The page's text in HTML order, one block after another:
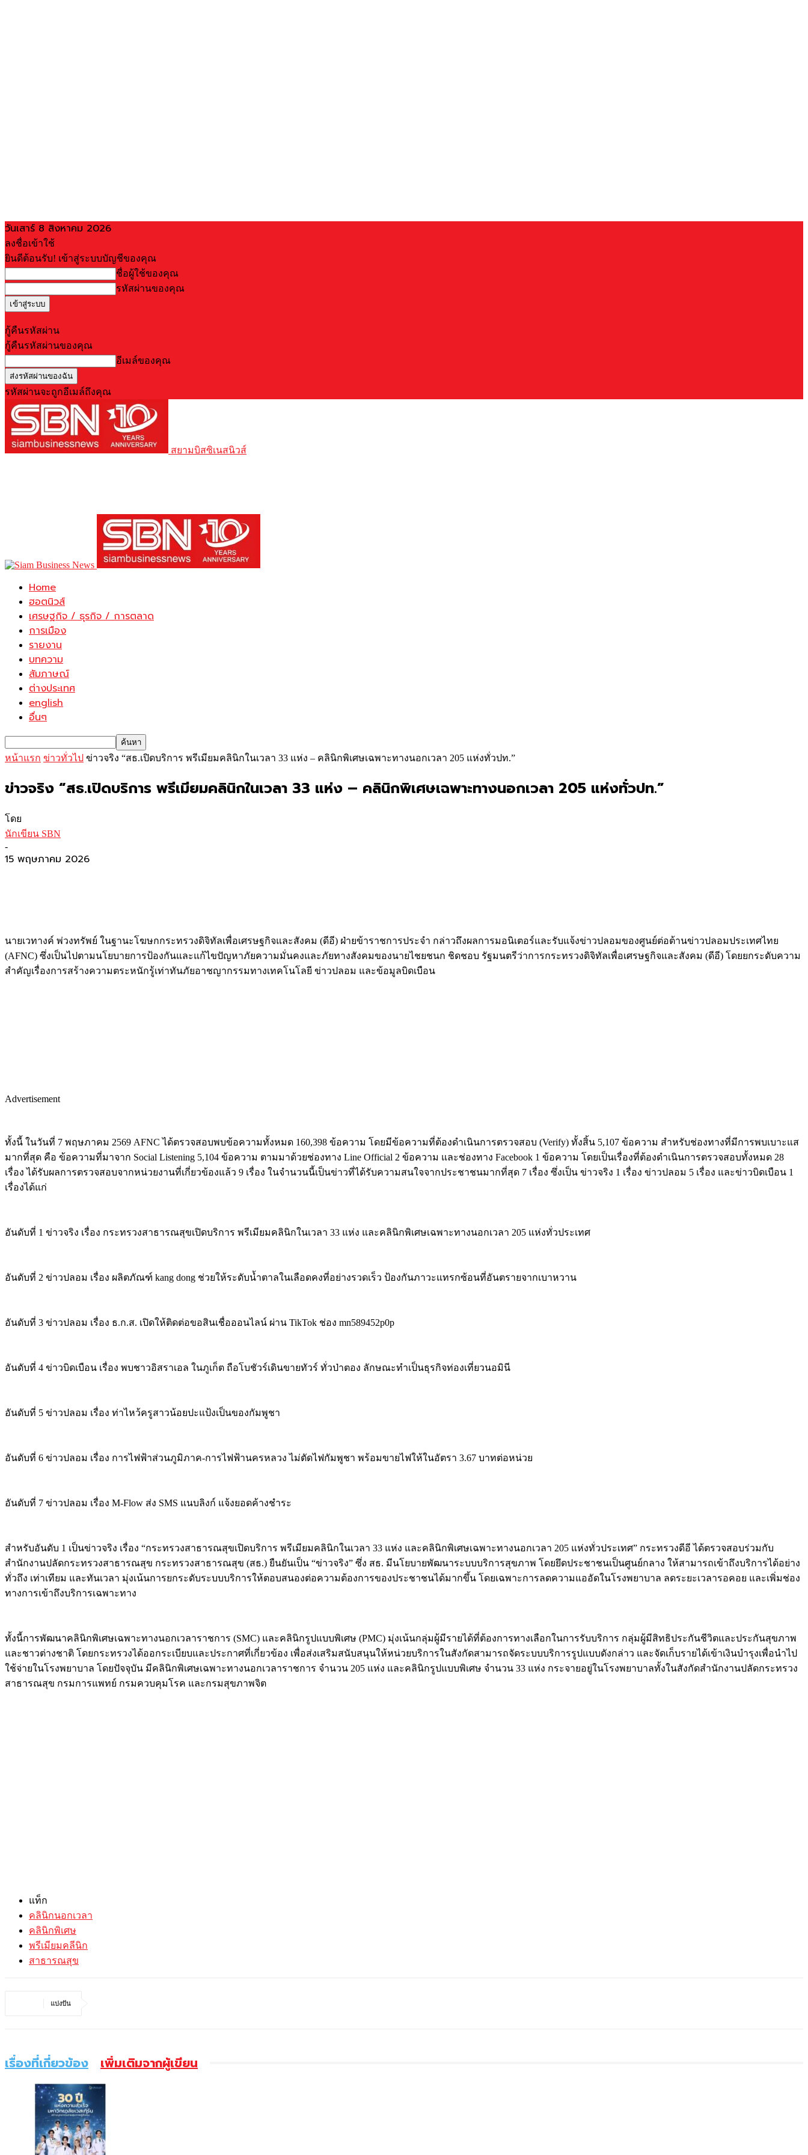
วันเสาร์ 8 สิงหาคม 2026
ลงชื่อเข้าใช้
ยินดีต้อนรับ! เข้าสู่ระบบบัญชีของคุณ
ชื่อผู้ใช้ของคุณ
รหัสผ่านของคุณ
กู้คืนรหัสผ่าน
กู้คืนรหัสผ่านของคุณ
อีเมล์ของคุณ
รหัสผ่านจะถูกอีเมล์ถึงคุณ
สยามบิสซิเนสนิวส์
Home
ฮอตนิวส์
เศรษฐกิจ / ธุรกิจ / การตลาด
การเมือง
รายงาน
บทความ
สัมภาษณ์
ต่างประเทศ
english
อื่นๆ
หน้าแรก ข่าวทั่วไป ข่าวจริง “สธ.เปิดบริการ พรีเมียมคลินิกในเวลา 33 แห่ง – คลินิกพิเศษเฉพาะทางนอกเวลา 205 แห่งทั่วปท.”
ข่าวจริง “สธ.เปิดบริการ พรีเมียมคลินิกในเวลา 33 แห่ง – คลินิกพิเศษเฉพาะทางนอกเวลา 205 แห่งทั่วปท.”
โดย
นักเขียน SBN
-
15 พฤษภาคม 2026
นายเวทางค์ พ่วงทรัพย์ ในฐานะโฆษกกระทรวงดิจิทัลเพื่อเศรษฐกิจและสังคม (ดีอี) ฝ่ายข้าราชการประจำ กล่าวถึงผลการมอนิเตอร์และรับแจ้งข่าวปลอมของศูนย์ต่อต้านข่าวปลอมประเทศไทย
(AFNC) ซึ่งเป็นไปตามนโยบายการป้องกันและแก้ไขปัญหาภัยความมั่นคงและภัยทางสังคมของนายไชยชนก ชิดชอบ รัฐมนตรีว่าการกระทรวงดิจิทัลเพื่อเศรษฐกิจและสังคม (ดีอี) โดยยกระดับความ
สำคัญเรื่องการสร้างความตระหนักรู้เท่าทันภัยอาชญากรรมทางเทคโนโลยี ข่าวปลอม และข้อมูลบิดเบือน
Advertisement
ทั้งนี้ ในวันที่ 7 พฤษภาคม 2569 AFNC ได้ตรวจสอบพบข้อความทั้งหมด 160,398 ข้อความ โดยมีข้อความที่ต้องดำเนินการตรวจสอบ (Verify) ทั้งสิ้น 5,107 ข้อความ สำหรับช่องทางที่มีการพบเบาะแส
มากที่สุด คือ ข้อความที่มาจาก Social Listening 5,104 ข้อความ ตามมาด้วยช่องทาง Line Official 2 ข้อความ และช่องทาง Facebook 1 ข้อความ โดยเป็นเรื่องที่ต้องดำเนินการตรวจสอบทั้งหมด 28
เรื่อง ได้รับผลการตรวจสอบจากหน่วยงานที่เกี่ยวข้องแล้ว 9 เรื่อง ในจำนวนนี้เป็นข่าวที่ได้รับความสนใจจากประชาชนมากที่สุด 7 เรื่อง ซึ่งเป็น ข่าวจริง 1 เรื่อง ข่าวปลอม 5 เรื่อง และข่าวบิดเบือน 1
เรื่องได้แก่
อันดับที่ 1 ข่าวจริง เรื่อง กระทรวงสาธารณสุขเปิดบริการ พรีเมียมคลินิกในเวลา 33 แห่ง และคลินิกพิเศษเฉพาะทางนอกเวลา 205 แห่งทั่วประเทศ
อันดับที่ 2 ข่าวปลอม เรื่อง ผลิตภัณฑ์ kang dong ช่วยให้ระดับน้ำตาลในเลือดคงที่อย่างรวดเร็ว ป้องกันภาวะแทรกซ้อนที่อันตรายจากเบาหวาน
อันดับที่ 3 ข่าวปลอม เรื่อง ธ.ก.ส. เปิดให้ติดต่อขอสินเชื่อออนไลน์ ผ่าน TikTok ช่อง mn589452p0p
อันดับที่ 4 ข่าวบิดเบือน เรื่อง พบชาวอิสราเอล ในภูเก็ต ถือโบชัวร์เดินขายทัวร์ ทั่วป่าตอง ลักษณะทำเป็นธุรกิจท่องเที่ยวนอมินี
อันดับที่ 5 ข่าวปลอม เรื่อง ท่าไหว้ครูสาวน้อยปะแป้งเป็นของกัมพูชา
อันดับที่ 6 ข่าวปลอม เรื่อง การไฟฟ้าส่วนภูมิภาค-การไฟฟ้านครหลวง ไม่ตัดไฟกัมพูชา พร้อมขายไฟให้ในอัตรา 3.67 บาทต่อหน่วย
อันดับที่ 7 ข่าวปลอม เรื่อง M-Flow ส่ง SMS แนบลิงก์ แจ้งยอดค้างชำระ
สำหรับอันดับ 1 เป็นข่าวจริง เรื่อง “กระทรวงสาธารณสุขเปิดบริการ พรีเมียมคลินิกในเวลา 33 แห่ง และคลินิกพิเศษเฉพาะทางนอกเวลา 205 แห่งทั่วประเทศ” กระทรวงดีอี ได้ตรวจสอบร่วมกับ
สำนักงานปลัดกระทรวงสาธารณสุข กระทรวงสาธารณสุข (สธ.) ยืนยันเป็น “ข่าวจริง” ซึ่ง สธ. มีนโยบายพัฒนาระบบบริการสุขภาพ โดยยึดประชาชนเป็นศูนย์กลาง ให้สามารถเข้าถึงบริการได้อย่าง
ทั่วถึง เท่าเทียม และทันเวลา มุ่งเน้นการยกระดับระบบบริการให้ตอบสนองต่อความต้องการของประชาชนได้มากขึ้น โดยเฉพาะการลดความแออัดในโรงพยาบาล ลดระยะเวลารอคอย และเพิ่มช่อง
ทางการเข้าถึงบริการเฉพาะทาง
ทั้งนี้การพัฒนาคลินิกพิเศษเฉพาะทางนอกเวลาราชการ (SMC) และคลินิกรูปแบบพิเศษ (PMC) มุ่งเน้นกลุ่มผู้มีรายได้ที่ต้องการทางเลือกในการรับบริการ กลุ่มผู้มีสิทธิประกันชีวิตและประกันสุขภาพ
และชาวต่างชาติ โดยกระทรวงได้ออกระเบียบและประกาศที่เกี่ยวข้อง เพื่อส่งเสริมสนับสนุนให้หน่วยบริการในสังกัดสามารถจัดระบบบริการรูปแบบดังกล่าว และจัดเก็บรายได้เข้าเงินบำรุงเพื่อนำไป
ใช้จ่ายในโรงพยาบาล โดยปัจจุบัน มีคลินิกพิเศษเฉพาะทางนอกเวลาราชการ จำนวน 205 แห่ง และคลินิกรูปแบบพิเศษ จำนวน 33 แห่ง กระจายอยู่ในโรงพยาบาลทั้งในสังกัดสำนักงานปลัดกระทรวง
สาธารณสุข กรมการแพทย์ กรมควบคุมโรค และกรมสุขภาพจิต
แท็ก
คลินิกนอกเวลา
คลินิกพิเศษ
พรีเมียมคลีนิก
สาธารณสุข
แบ่งปัน
เรื่องที่เกี่ยวข้อง เพิ่มเติมจากผู้เขียน